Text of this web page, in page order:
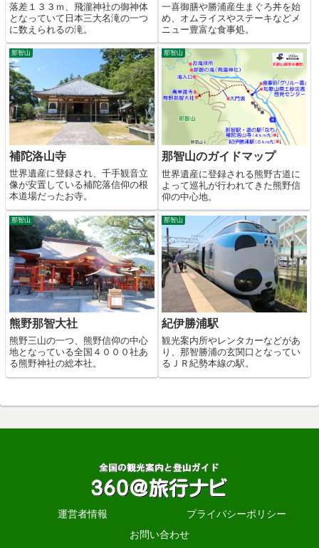
落差１３３ｍ、飛瀧神社の御神体
となっていて日本三大名滝の一つ
に数えられるの滝。
一喜御膳や勝浦産生まぐろ丼を始
め、オムライスやステーキなどメ
ニュー豊富な食事処。
那智山
補陀洛山寺
世界遺産に登録され、千手観音立
像が安置している補陀落信仰の根
本道場だったお寺。
那智山
那智山のガイドマップ
世界遺産に登録される熊野古道に
よって巡礼が行われてきた熊野信
仰の中心地。
那智山
熊野那智大社
熊野三山の一つ、熊野信仰の中心
地となっている全国４０００社あ
る熊野神社の総本社。
那智山
紀伊勝浦駅
観光案内所やレンタカーなどがあ
り、那智勝浦の玄関口となってい
るＪＲ紀勢本線の駅。
運営者情報
プライバシーポリシー
お問い合わせ